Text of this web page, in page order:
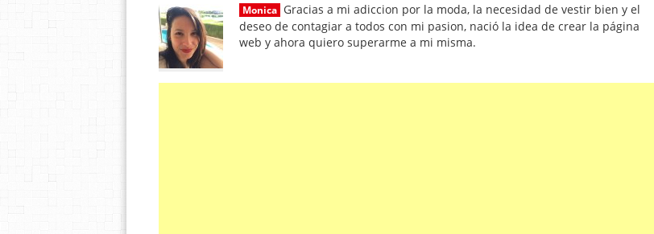
Monica Gracias a mi adiccion por la moda, la necesidad de vestir bien y el
deseo de contagiar a todos con mi pasion, nació la idea de crear la página
web y ahora quiero superarme a mi misma.